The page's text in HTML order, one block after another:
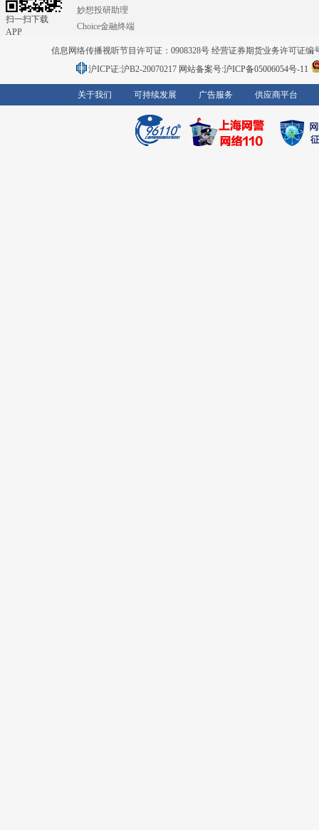
扫一扫下载
APP
妙想投研助理
Choice金融终端
信息网络传播视听节目许可证：0908328号 经营证券期货业务许可证编
沪ICP证:沪B2-20070217 网站备案号:沪ICP备05006054号-11
关于我们 可持续发展 广告服务 供应商平台